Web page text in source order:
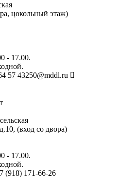
цокольный этаж)
- 17.00.
57 43250@mddl.ru
(вход со двора)
- 17.00.
(918) 171-66-26